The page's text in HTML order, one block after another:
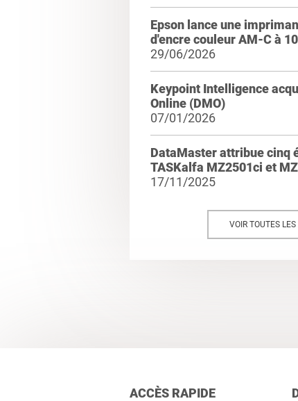
Epson lance une
d'encre couleur AM-C à
29/06/2026
Keypoint Intelligence
Online (DMO)
07/01/2026
DataMaster attribue cinq
TASKalfa MZ2501ci et
17/11/2025
VOIR TOUTES
ACCÈS RAPIDE